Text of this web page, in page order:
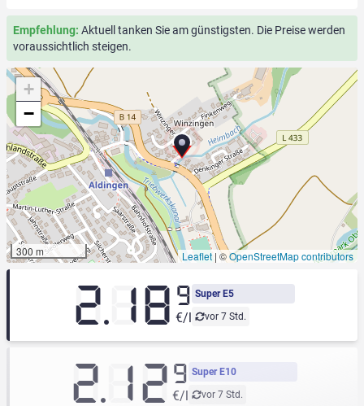
Empfehlung: Aktuell tanken Sie am günstigsten. Die Preise werden
voraussichtlich steigen.
+
−
300 m Leaflet | ©OpenStreetMap contributors
Super E5
vor 7 Std.
2.18 9
€/l
Super E10
vor 7 Std.
2.129
€/l